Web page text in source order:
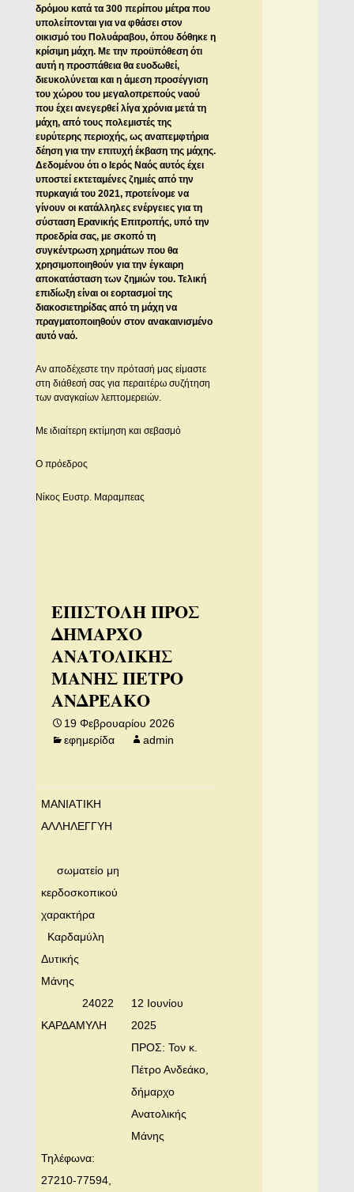
δρόμου κατά τα 300 περίπου μέτρα που
υπολείπονται για να φθάσει στον
οικισμό του Πολυάραβου, όπου δόθηκε η
κρίσιμη μάχη. Με την προϋπόθεση ότι
αυτή η προσπάθεια θα ευοδωθεί,
διευκολύνεται και η άμεση προσέγγιση
του χώρου του μεγαλοπρεπούς ναού
που έχει ανεγερθεί λίγα χρόνια μετά τη
μάχη, από τους πολεμιστές της
ευρύτερης περιοχής, ως αναπεμφτήρια
δέηση για την επιτυχή έκβαση της μάχης.
Δεδομένου ότι ο Ιερός Ναός αυτός έχει
υποστεί εκτεταμένες ζημιές από την
πυρκαγιά του 2021, προτείνομε να
γίνουν οι κατάλληλες ενέργειες για τη
σύσταση Ερανικής Επιτροπής, υπό την
προεδρία σας, με σκοπό τη
συγκέντρωση χρημάτων που θα
χρησιμοποιηθούν για την έγκαιρη
αποκατάσταση των ζημιών του. Τελική
επιδίωξη είναι οι εορτασμοί της
διακοσιετηρίδας από τη μάχη να
πραγματοποιηθούν στον ανακαινισμένο
αυτό ναό.
Αν αποδέχεστε την πρότασή μας είμαστε
στη διάθεσή σας για περαιτέρω συζήτηση
των αναγκαίων λεπτομερειών.
Με ιδιαίτερη εκτίμηση και σεβασμό
Ο πρόεδρος
Νίκος Ευστρ. Μαραμπεας
ΕΠΙΣΤΟΛΗ ΠΡΟΣ
ΔΗΜΑΡΧΟ
ΑΝΑΤΟΛΙΚΗΣ
ΜΑΝΗΣ ΠΕΤΡΟ
ΑΝΔΡΕΑΚΟ
19 Φεβρουαρίου 2026
εφημερίδα
admin
MANIAΤΙΚΗ
ΑΛΛΗΛΕΓΓΥΗ
σωματείο μη
κερδοσκοπικού
χαρακτήρα
Καρδαμύλη
Δυτικής
Μάνης
24022
ΚΑΡΔΑΜΥΛΗ
Τηλέφωνα:
27210-77594,
12 Ιουνίου
2025
ΠΡΟΣ: Τον κ.
Πέτρο Ανδεάκο,
δήμαρχο
Ανατολικής
Μάνης